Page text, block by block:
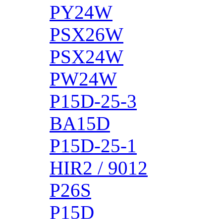
PY24W
PSX26W
PSX24W
PW24W
P15D-25-3
BA15D
P15D-25-1
HIR2 / 9012
P26S
P15D